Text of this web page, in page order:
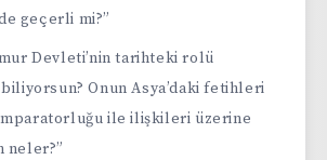
geçerli mi?”
Devleti’nin tarihteki rolü
Onun Asya’daki fetihleri
ile ilişkileri üzerine
neler?”